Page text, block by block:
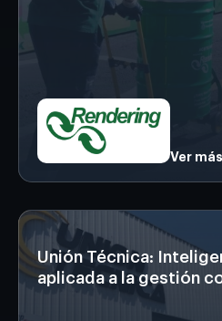
Ver
Unión Técnica:
aplicada a la gestión